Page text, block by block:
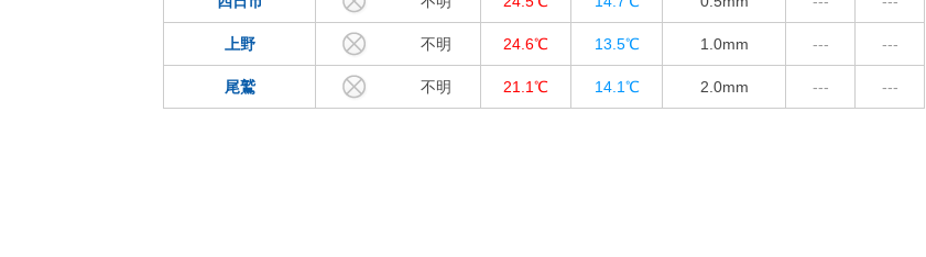
上野 不明 24.6℃ 13.5℃ 1.0mm --- ---
尾鷲 不明 21.1℃ 14.1℃ 2.0mm --- ---